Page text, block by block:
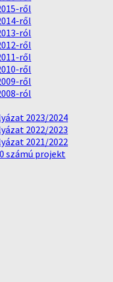
ről
ről
ról
ről
ről
ről
ről
ról
2023/2024
2022/2023
2021/2022
számú projekt